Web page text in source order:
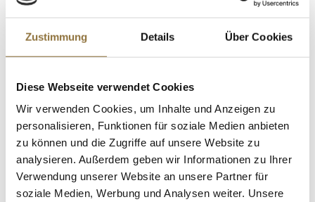
Zustimmung Details Über Cookies
Diese Webseite verwendet Cookies
Wir verwenden Cookies, um Inhalte und Anzeigen zu
personalisieren, Funktionen für soziale Medien anbieten
zu können und die Zugriffe auf unsere Website zu
analysieren. Außerdem geben wir Informationen zu Ihrer
Verwendung unserer Website an unsere Partner für
soziale Medien, Werbung und Analysen weiter. Unsere
LEBENSMITTELKENNZEICHNUNGEN
Quinoa - Das Wunderkorn der Inkas,
weiß, 1 kg
Art.Nr.:43421
€ 9,50
St.